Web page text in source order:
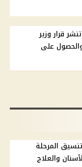
قرار وزير
مواطنًا والحصول على
المرحلة
الأسنان والعلاج